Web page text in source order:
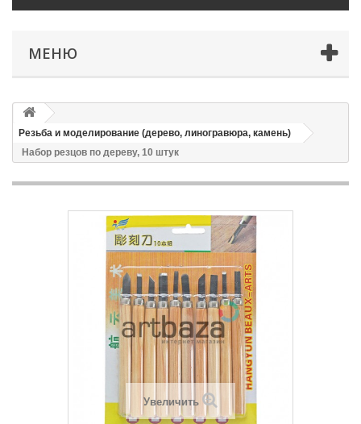
МЕНЮ
Резьба и моделирование (дерево, линогравюра, камень)
Набор резцов по дереву, 10 штук
Увеличить